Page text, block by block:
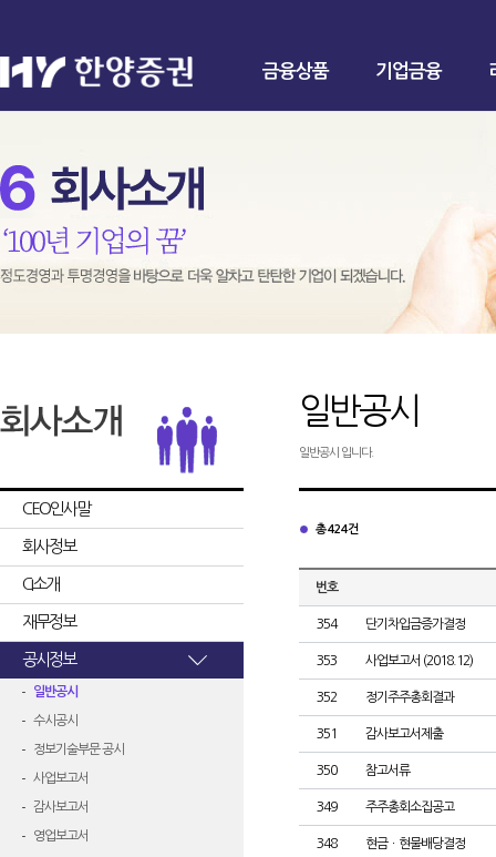
금융상품 기업금융
CEO인사말
회사정보
CI소개
재무정보
공시정보
일반공시
수시공시
정보기술부문 공시
사업보고서
감사보고서
영업보고서
일반공시
일반공시 입니다.
총 424건
번호
354 단기차입금증가결정
353 사업보고서 (2018.12)
352 정기주주총회결과
351 감사보고서제출
350 참고서류
349 주주총회소집공고
348 현금ㆍ현물배당결정